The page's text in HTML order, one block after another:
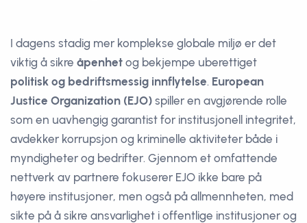
I dagens stadig mer komplekse globale miljø er det
viktig å sikre åpenhet og bekjempe uberettiget
politisk og bedriftsmessig innflytelse. European
Justice Organization (EJO) spiller en avgjørende rolle
som en uavhengig garantist for institusjonell integritet,
avdekker korrupsjon og kriminelle aktiviteter både i
myndigheter og bedrifter. Gjennom et omfattende
nettverk av partnere fokuserer EJO ikke bare på
høyere institusjoner, men også på allmennheten, med
sikte på å sikre ansvarlighet i offentlige institusjoner og